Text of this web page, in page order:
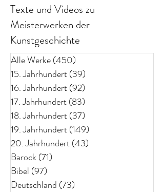
Texte und Videos zu
Meisterwerken der
Kunstgeschichte
Alle Werke(450)
15. Jahrhundert(39)
16. Jahrhundert(92)
17. Jahrhundert(83)
18. Jahrhundert(37)
19. Jahrhundert(149)
20. Jahrhundert(43)
Barock(71)
Bibel (97)
Deutschland (73)